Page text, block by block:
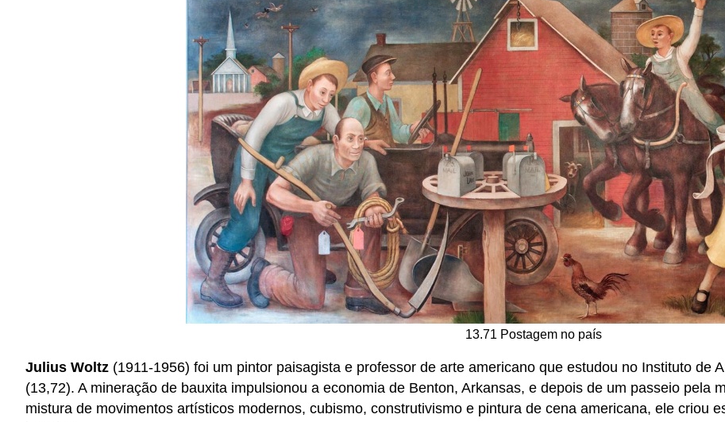
13.71 Postagem no país
Julius Woltz (1911-1956) foi um pintor paisagista e professor de arte americano que estudou no Instituto de
(13,72). A mineração de bauxita impulsionou a economia de Benton, Arkansas, e depois de um passeio pela
mistura de movimentos artísticos modernos, cubismo, construtivismo e pintura de cena americana, ele criou